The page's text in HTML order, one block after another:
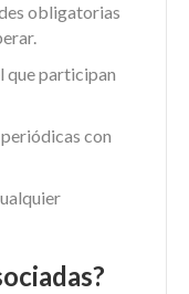
obligatorias
que participan
con